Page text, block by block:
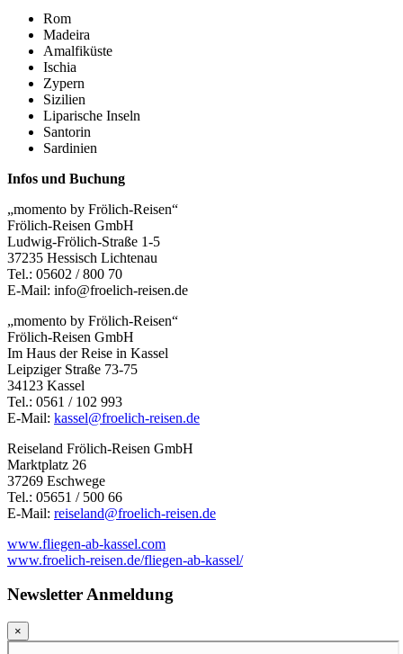
Rom
Madeira
Amalfiküste
Ischia
Zypern
Sizilien
Liparische Inseln
Santorin
Sardinien
Infos und Buchung
„momento by Frölich-Reisen“
Frölich-Reisen GmbH
Ludwig-Frölich-Straße 1-5
37235 Hessisch Lichtenau
Tel.: 05602 / 800 70
E-Mail: info@froelich-reisen.de
„momento by Frölich-Reisen“
Frölich-Reisen GmbH
Im Haus der Reise in Kassel
Leipziger Straße 73-75
34123 Kassel
Tel.: 0561 / 102 993
E-Mail: kassel@froelich-reisen.de
Reiseland Frölich-Reisen GmbH
Marktplatz 26
37269 Eschwege
Tel.: 05651 / 500 66
E-Mail: reiseland@froelich-reisen.de
www.fliegen-ab-kassel.com
www.froelich-reisen.de/fliegen-ab-kassel/
Newsletter Anmeldung
×